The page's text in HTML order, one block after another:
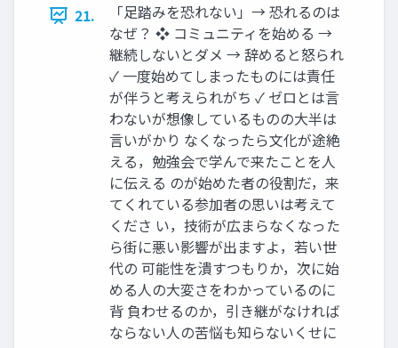
21.
「足踏みを恐れない」→ 恐れるのは
なぜ？ ❖ コミュニティを始める →
継続しないとダメ → 辞めると怒られ
✓ 一度始めてしまったものには責任
が伴うと考えられがち ✓ ゼロとは言
わないが想像しているものの大半は
言いがかり なくなったら文化が途絶
える，勉強会で学んで来たことを人
に伝える のが始めた者の役割だ，来
てくれている参加者の思いは考えて
くださ い，技術が広まらなくなった
ら街に悪い影響が出ますよ，若い世
代の 可能性を潰すつもりか，次に始
める人の大変さをわかっているのに
背 負わせるのか，引き継がなければ
ならない人の苦悩も知らないくせに